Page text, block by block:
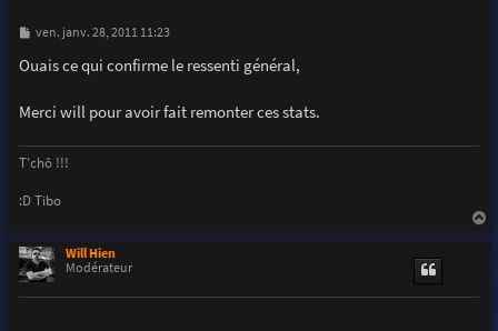
M
s
s
e
ven. janv. 28, 2011 11:23
Ouais ce qui confirme le ressenti général,
Merci will pour avoir fait remonter ces stats.
T'chô !!!
:D Tibo
Will Hien
Modérateur